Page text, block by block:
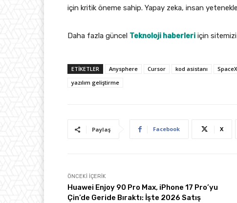
için kritik öneme sahip. Yapay zeka, insan
Daha fazla güncel Teknoloji haberleri için
ETIKETLER Anysphere Cursor kod asistanı SpaceX
yazılım geliştirme
Paylaş Facebook X
ÖNCEKI İÇERIK
Huawei Enjoy 90 Pro Max, iPhone 17 Pro’yu
Çin’de Geride Bıraktı: İşte 2026 Satış